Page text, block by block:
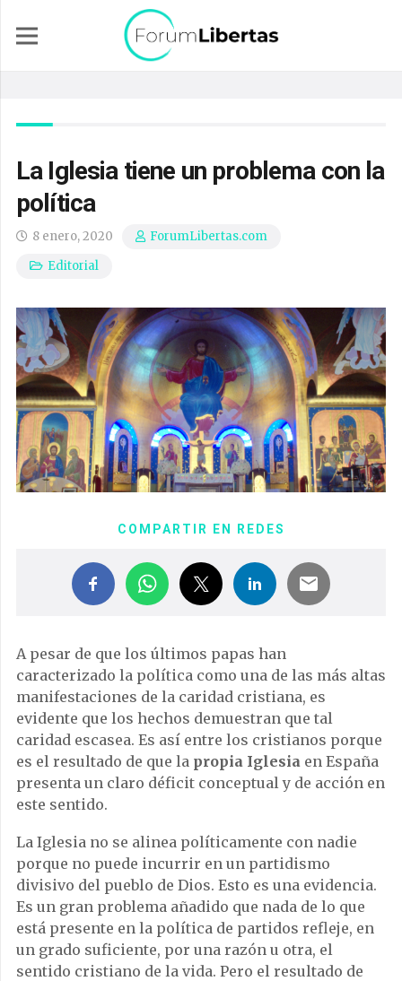
La Iglesia tiene un problema con la
política
8 enero, 2020
ForumLibertas.com
Editorial
COMPARTIR EN REDES
A pesar de que los últimos papas han
caracterizado la política como una de las más altas
manifestaciones de la caridad cristiana, es
evidente que los hechos demuestran que tal
caridad escasea. Es así entre los cristianos porque
es el resultado de que la propia Iglesia en España
presenta un claro déficit conceptual y de acción en
este sentido.
La Iglesia no se alinea políticamente con nadie
porque no puede incurrir en un partidismo
divisivo del pueblo de Dios. Esto es una evidencia.
Es un gran problema añadido que nada de lo que
está presente en la política de partidos refleje, en
un grado suficiente, por una razón u otra, el
sentido cristiano de la vida. Pero el resultado de